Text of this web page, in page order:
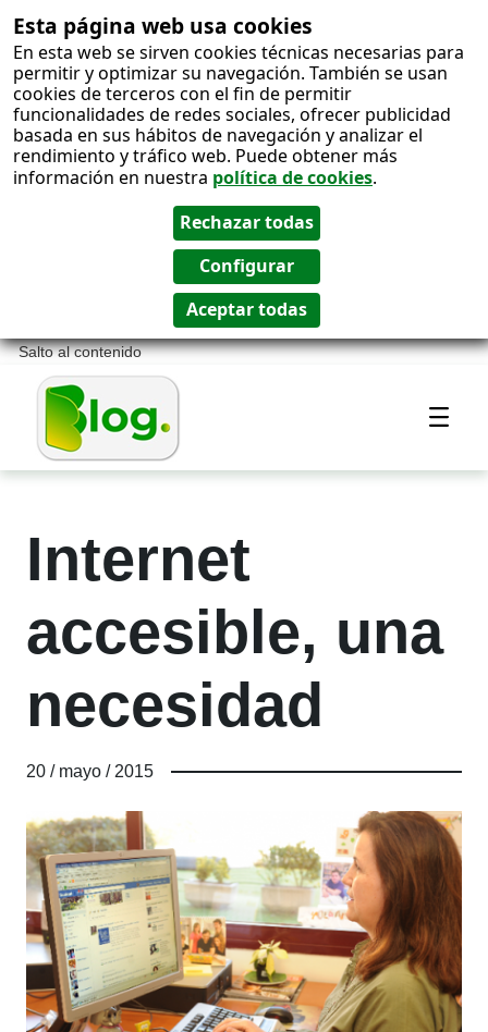
Esta página web usa cookies
En esta web se sirven cookies técnicas necesarias para
permitir y optimizar su navegación. También se usan
cookies de terceros con el fin de permitir
funcionalidades de redes sociales, ofrecer publicidad
basada en sus hábitos de navegación y analizar el
rendimiento y tráfico web. Puede obtener más
información en nuestra política de cookies.
Salto al contenido
Internet
accesible, una
necesidad
20 / mayo / 2015